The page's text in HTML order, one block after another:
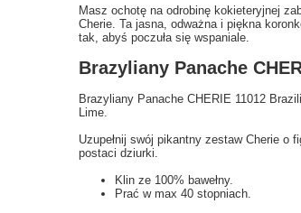
Masz ochotę na odrobinę kokieteryjnej
Cherie. Ta jasna, odważna i piękna
tak, abyś poczuła się wspaniale.
Brazyliany Panache
Brazyliany Panache CHERIE 11012
Lime.
Uzupełnij swój pikantny zestaw Cherie o
postaci dziurki.
Klin ze 100% bawełny.
Prać w max 40 stopniach.